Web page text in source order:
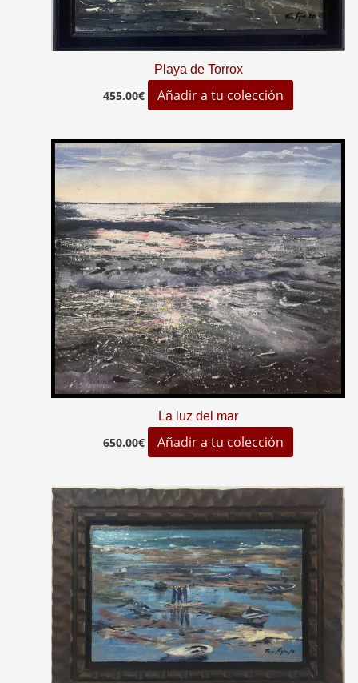
Playa de Torrox
455.00€ Añadir a tu colección
La luz del mar
650.00€ Añadir a tu colección